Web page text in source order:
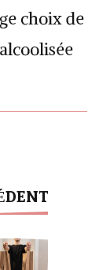
choix de